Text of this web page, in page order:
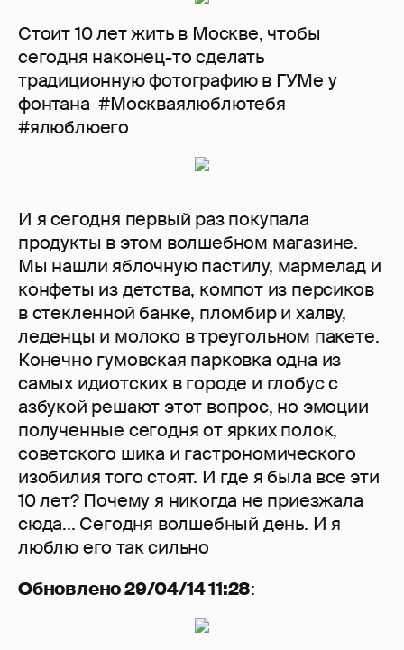
Стоит 10 лет жить в Москве, чтобы
сегодня наконец-то сделать
традиционную фотографию в ГУМе у
фонтана ️ #Москваялюблютебя
#ялюблюего
И я сегодня первый раз покупала
продукты в этом волшебном магазине.
Мы нашли яблочную пастилу, мармелад и
конфеты из детства, компот из персиков
в стекленной банке, пломбир и халву,
леденцы и молоко в треугольном пакете.
Конечно гумовская парковка одна из
самых идиотских в городе и глобус с
азбукой решают этот вопрос, но эмоции
полученные сегодня от ярких полок,
советского шика и гастрономического
изобилия того стоят. И где я была все эти
10 лет? Почему я никогда не приезжала
сюда... Сегодня волшебный день. И я
люблю его так сильно
Обновлено 29/04/14 11:28: